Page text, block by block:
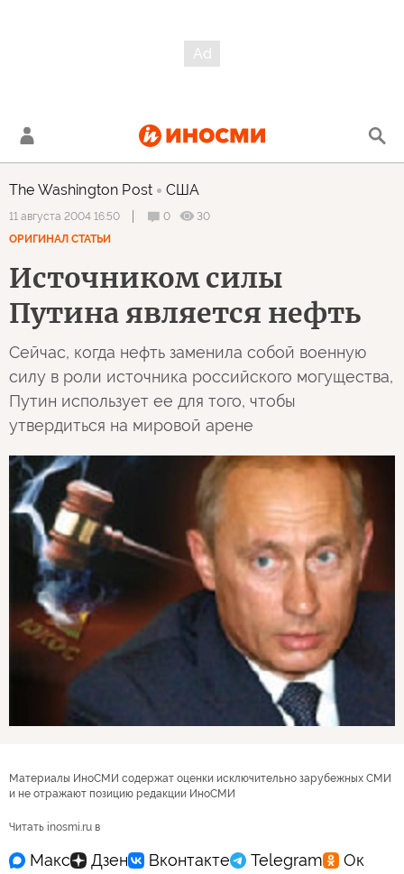
The Washington Post США
11 августа 2004 16:50 0
30
ОРИГИНАЛ СТАТЬИ
Источником силы
Путина является нефть
Сейчас, когда нефть заменила собой военную
силу в роли источника российского могущества,
Путин использует ее для того, чтобы
утвердиться на мировой арене
Материалы ИноСМИ содержат оценки исключительно зарубежных СМИ
и не отражают позицию редакции ИноСМИ
Читать inosmi.ru в